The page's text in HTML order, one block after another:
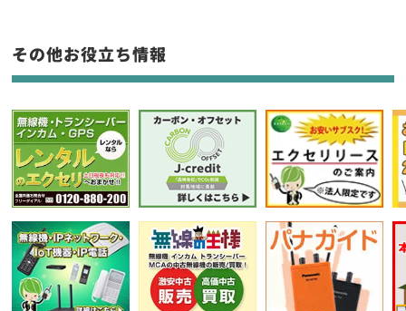
フリーワード入力(製品名等)
選択条件をリセット
その他お役立ち情報